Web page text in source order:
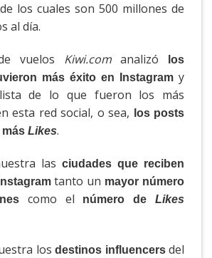
los cuales son 500 millones de
al día.
vuelos Kiwi.comanalizó
los
más éxito en Instagram y
de lo que fueron los más
esta red social, o sea,
los posts
Likes.
las ciudades que reciben
tanto un mayor número
como el número deLikes
los destinos influencersdel